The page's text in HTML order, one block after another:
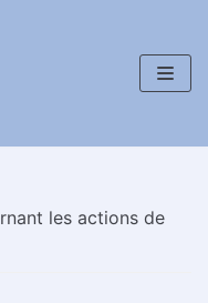
les actions de